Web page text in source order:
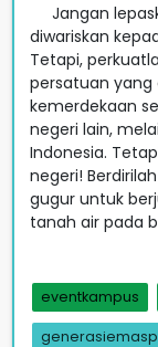
Jangan
diwariskan
Tetapi,
persatuan
kemerdekaan
negeri lain,
Indonesia.
negeri!
gugur untuk
tanah air pada
eventkampus